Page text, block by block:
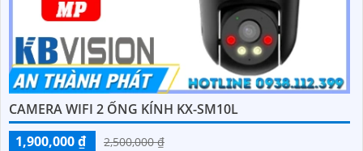
CAMERA WIFI 2 ỐNG KÍNH KX-SM10L
1,900,000 ₫
2,500,000 ₫